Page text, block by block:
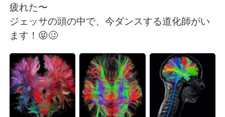
العربية Français
Русский ไทย
Indonesia Italiano
疲れた〜
ジェッサの頭の中で、今ダンスする道化師がい
ます！😝🥴